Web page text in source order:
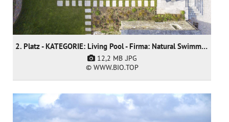
2. Platz - KATEGORIE: Living Pool - Firma: Natural Swimming Pools Ltd
12,2 MB .JPG
© WWW.BIO.TOP